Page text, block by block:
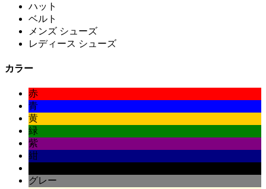
ハット
ベルト
メンズ シューズ
レディース シューズ
カラー
赤
青
黄
緑
紫
紺
グレー